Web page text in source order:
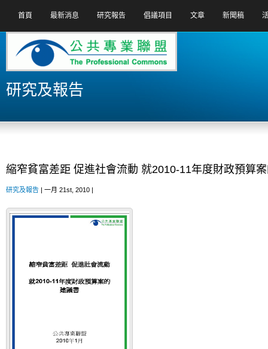
首頁 最新消息 研究報告 倡議項目 文章 新聞稿
研究及報告
縮窄貧富差距 促進社會流動 就2010-11年度財政預算
研究及報告 | 一月 21st, 2010 |